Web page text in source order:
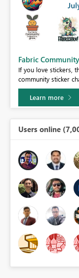
Fabric
If you love stickers,
community sticker
Learn more
Users online